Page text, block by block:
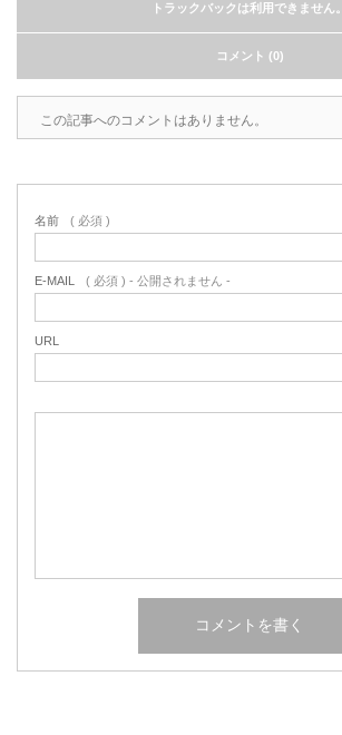
トラックバックは利用できません。
コメント (0)
この記事へのコメントはありません。
名前 ( 必須 )
E-MAIL ( 必須 ) - 公開されません -
URL